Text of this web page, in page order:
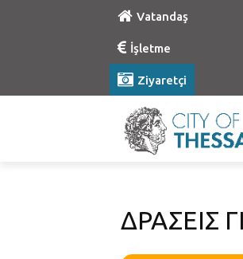
Vatandaş
İşletme
Ziyaretçi
ΔΡΑΣΕΙΣ